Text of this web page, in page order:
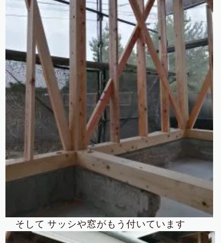
そして サッシや窓がもう付いています